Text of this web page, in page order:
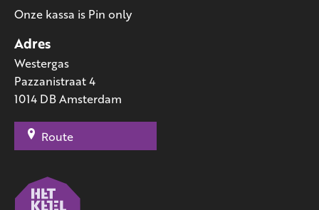
Adres
Westergas
Pazzanistraat 4
1014 DB Amsterdam
Route
Onze kassa is Pin only